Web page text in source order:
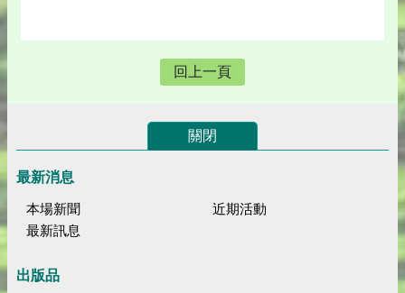
回上一頁
關閉
最新消息
本場新聞
近期活動
最新訊息
出版品